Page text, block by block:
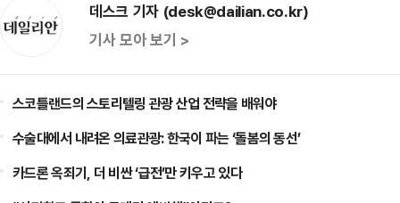
데스크 기자 (desk@dailian.co.kr)
기사 모아 보기 >
스코틀랜드의 스토리텔링 관광 산업 전략을 배워야
수술대에서 내려온 의료관광: 한국이 파는 ‘돌봄의 동선’
카드론 옥죄기, 더 비싼 ‘급전’만 키우고 있다